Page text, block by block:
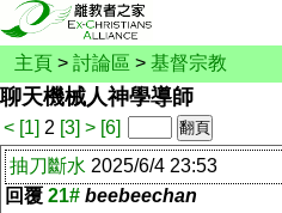
主頁 > 討論區 > 基督宗教
聊天機械人神學導師
< [1] 2 [3] > [6]
抽刀斷水 2025/6/4 23:53
回覆 21# beebeechan